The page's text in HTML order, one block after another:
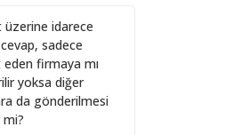
ve Sınır
Hesabı
2025
hizmet alımı
üzerine idarece
sadece
firmaya mı
yoksa diğer
da gönderilmesi